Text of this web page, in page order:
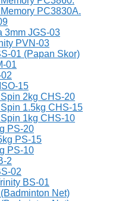
PC3830A.
3mm JGS-03
PVN-03
01 (Papan Skor)
01
15
2kg CHS-20
1.5kg CHS-15
1kg CHS-10
PS-20
PS-15
PS-10
2
02
BS-01
Net)